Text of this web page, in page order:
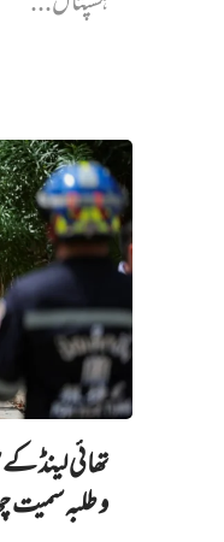
تھائی لینڈ
و طلبہ سمیت